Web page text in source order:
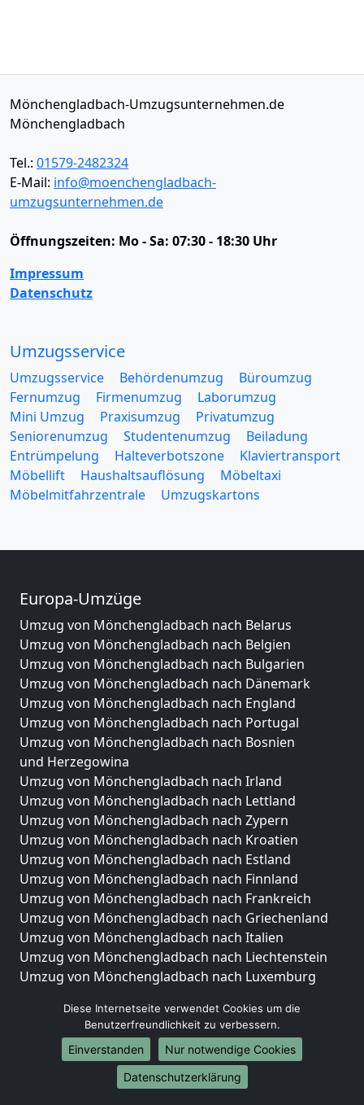
Mönchengladbach-Umzugsunternehmen.de
Mönchengladbach
Tel.: 01579-2482324
E-Mail: info@moenchengladbach-
umzugsunternehmen.de
Öffnungszeiten: Mo - Sa: 07:30 - 18:30 Uhr
Impressum
Datenschutz
Umzugsservice
Umzugsservice Behördenumzug
Büroumzug
Fernumzug
Firmenumzug
Laborumzug
Mini Umzug
Praxisumzug
Privatumzug
Seniorenumzug
Studentenumzug
Beiladung
Entrümpelung
Halteverbotszone
Klaviertransport
Möbellift
Haushaltsauflösung
Möbeltaxi
Möbelmitfahrzentrale
Umzugskartons
Europa-Umzüge
Umzug von Mönchengladbach nach Belarus
Umzug von Mönchengladbach nach Belgien
Umzug von Mönchengladbach nach Bulgarien
Umzug von Mönchengladbach nach Dänemark
Umzug von Mönchengladbach nach England
Umzug von Mönchengladbach nach Portugal
Umzug von Mönchengladbach nach Bosnien
und Herzegowina
Umzug von Mönchengladbach nach Irland
Umzug von Mönchengladbach nach Lettland
Umzug von Mönchengladbach nach Zypern
Umzug von Mönchengladbach nach Kroatien
Umzug von Mönchengladbach nach Estland
Umzug von Mönchengladbach nach Finnland
Umzug von Mönchengladbach nach Frankreich
Umzug von Mönchengladbach nach Griechenland
Umzug von Mönchengladbach nach Italien
Umzug von Mönchengladbach nach Liechtenstein
Umzug von Mönchengladbach nach Luxemburg
Umzug von Mönchengladbach nach Norwegen
Umzüge-Deutschlandweit
Umzug von Mönchengladbach nach Berlin
Umzug von Mönchengladbach nach Hamburg
Diese Internetseite verwendet Cookies um die
Benutzerfreundlichkeit zu verbessern.
Einverstanden
Nur notwendige Cookies
Datenschutzerklärung